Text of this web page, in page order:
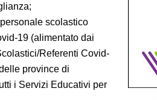
scolastico
19 (alimentato dai
Referenti Covid-
province di
i Servizi Educativi per